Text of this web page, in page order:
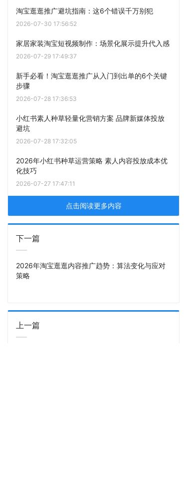
淘宝逛逛推广避坑指南：这6个错误千万别犯
2026-07-30 17:56:52
家居家装淘宝短视频制作：场景化展示提升代入感
2026-07-29 17:49:37
新手必看！淘宝逛逛推广从入门到出单的6个关键
步骤
2026-07-28 17:36:53
小红书素人种草轻量化营销方案 品牌新媒体投放
避坑
2026-07-28 17:32:05
2026年小红书种草运营策略 素人内容投放成本优
化技巧
2026-07-27 17:47:11
点击阅读更多内容
下一篇
2026年淘宝逛逛内容推广趋势：算法变化与应对
策略
上一篇